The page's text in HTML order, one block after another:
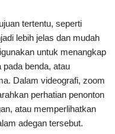
tertentu, seperti
lebih jelas dan mudah
untuk menangkap
benda, atau
Dalam videografi, zoom
perhatian penonton
atau memperlihatkan
adegan tersebut.